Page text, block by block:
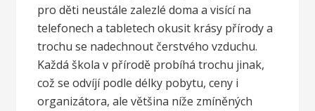
pro děti neustále zalezlé doma a visící na
telefonech a tabletech okusit krásy přírody a
trochu se nadechnout čerstvého vzduchu.
Každá škola v přírodě probíhá trochu jinak,
což se odvíjí podle délky pobytu, ceny i
organizátora, ale většina níže zmíněných